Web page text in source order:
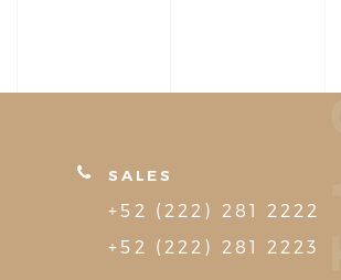
SALES
+52 (222) 281 2222
+52 (222) 281 2223